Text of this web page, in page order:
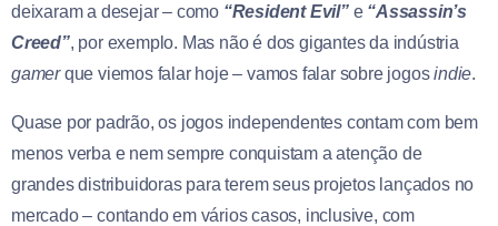
deixaram a desejar – como “Resident Evil”e “Assassin’s
Creed”, por exemplo. Mas não é dos gigantes da indústria
gamerque viemos falar hoje – vamos falar sobre jogosindie.
Quase por padrão, os jogos independentes contam com bem
menos verba e nem sempre conquistam a atenção de
grandes distribuidoras para terem seus projetos lançados no
mercado – contando em vários casos, inclusive, com